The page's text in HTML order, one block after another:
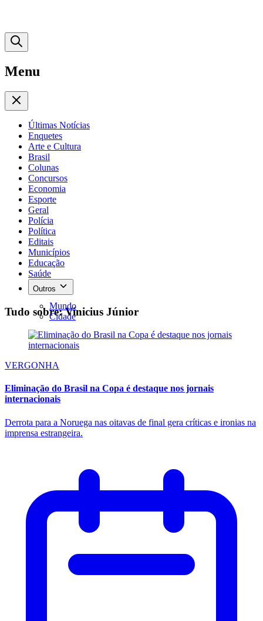
Menu
Últimas Notícias
Enquetes
Arte e Cultura
Brasil
Colunas
Concursos
Economia
Esporte
Geral
Polícia
Política
Editais
Municípios
Educação
Saúde
Outros
Mundo
Cidade
Tudo sobre: Vinicius Júnior
VERGONHA
Eliminação do Brasil na Copa é destaque nos jornais
internacionais
Derrota para a Noruega nas oitavas de final gera críticas e ironias na
imprensa estrangeira.